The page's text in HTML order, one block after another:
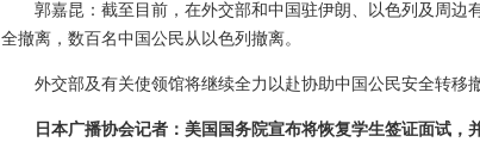
郭嘉昆：截至目前，在外交部和中国驻伊朗、以色列及周边
全撤离，数百名中国公民从以色列撤离。
外交部及有关使领馆将继续全力以赴协助中国公民安全转移撤
日本广播协会记者：美国国务院宣布将恢复学生签证面试